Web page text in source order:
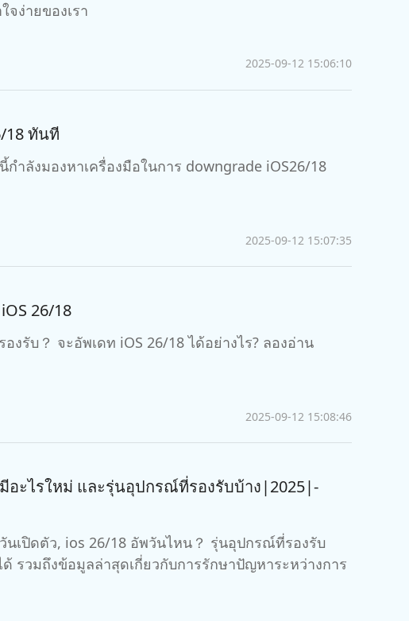
ง่ายของเรา
2025-09-12 15:06:10
18 ทันที
ลังมองหาเครื่องมือในการ downgrade iOS26/18
2025-09-12 15:07:35
26/18
งรับ？ จะอัพเดท iOS 26/18 ได้อย่างไร? ลองอ่าน
2025-09-12 15:08:46
อะไรใหม่ และรุ่นอุปกรณ์ที่รองรับบ้าง|2025|-